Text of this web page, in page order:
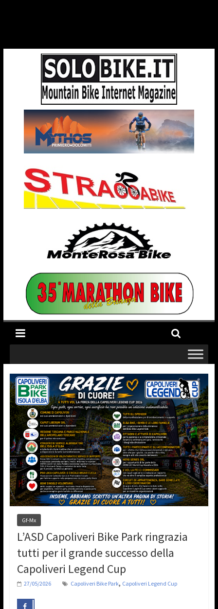
Gf-Mx
L’ASD Capoliveri Bike Park ringrazia
tutti per il grande successo della
Capoliveri Legend Cup
27/05/2026 Capoliveri Bike Park, Capoliveri Legend Cup